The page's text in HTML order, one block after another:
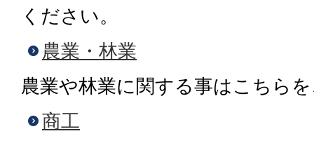
ください。
農業・林業
農業や林業に関する事はこちら
商工